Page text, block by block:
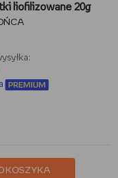
liofilizowane 20g
KOSZYKA